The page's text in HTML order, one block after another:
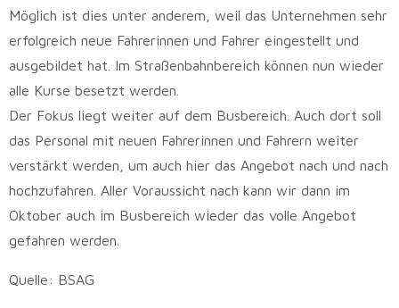
Möglich ist dies unter anderem, weil das Unternehmen sehr
erfolgreich neue Fahrerinnen und Fahrer eingestellt und
ausgebildet hat. Im Straßenbahnbereich können nun wieder
alle Kurse besetzt werden.
Der Fokus liegt weiter auf dem Busbereich. Auch dort soll
das Personal mit neuen Fahrerinnen und Fahrern weiter
verstärkt werden, um auch hier das Angebot nach und nach
hochzufahren. Aller Voraussicht nach kann wir dann im
Oktober auch im Busbereich wieder das volle Angebot
gefahren werden.
Quelle: BSAG